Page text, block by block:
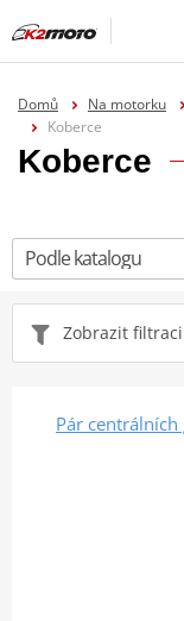
Domů Na motorku
Koberce
Koberce
Zobrazit filtraci
Pár